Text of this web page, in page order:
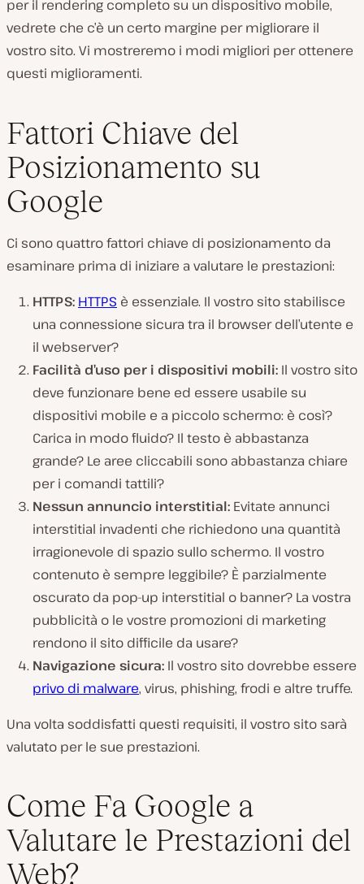
per il rendering completo su un dispositivo mobile,
vedrete che c’è un certo margine per migliorare il
vostro sito. Vi mostreremo i modi migliori per ottenere
questi miglioramenti.
Fattori Chiave del
Posizionamento su
Google
Ci sono quattro fattori chiave di posizionamento da
esaminare prima di iniziare a valutare le prestazioni:
HTTPS: HTTPS è essenziale. Il vostro sito stabilisce
una connessione sicura tra il browser dell’utente e
il webserver?
Facilità d’uso per i dispositivi mobili: Il vostro sito
deve funzionare bene ed essere usabile su
dispositivi mobile e a piccolo schermo: è così?
Carica in modo fluido? Il testo è abbastanza
grande? Le aree cliccabili sono abbastanza chiare
per i comandi tattili?
Nessun annuncio interstitial: Evitate annunci
interstitial invadenti che richiedono una quantità
irragionevole di spazio sullo schermo. Il vostro
contenuto è sempre leggibile? È parzialmente
oscurato da pop-up interstitial o banner? La vostra
pubblicità o le vostre promozioni di marketing
rendono il sito difficile da usare?
Navigazione sicura: Il vostro sito dovrebbe essere
privo di malware, virus, phishing, frodi e altre truffe.
Una volta soddisfatti questi requisiti, il vostro sito sarà
valutato per le sue prestazioni.
Come Fa Google a
Valutare le Prestazioni del
Web?